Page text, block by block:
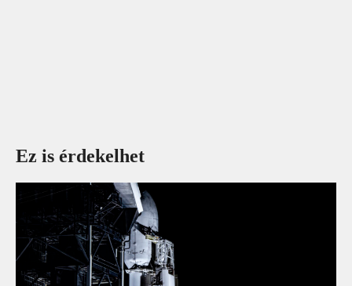
Ez is érdekelhet